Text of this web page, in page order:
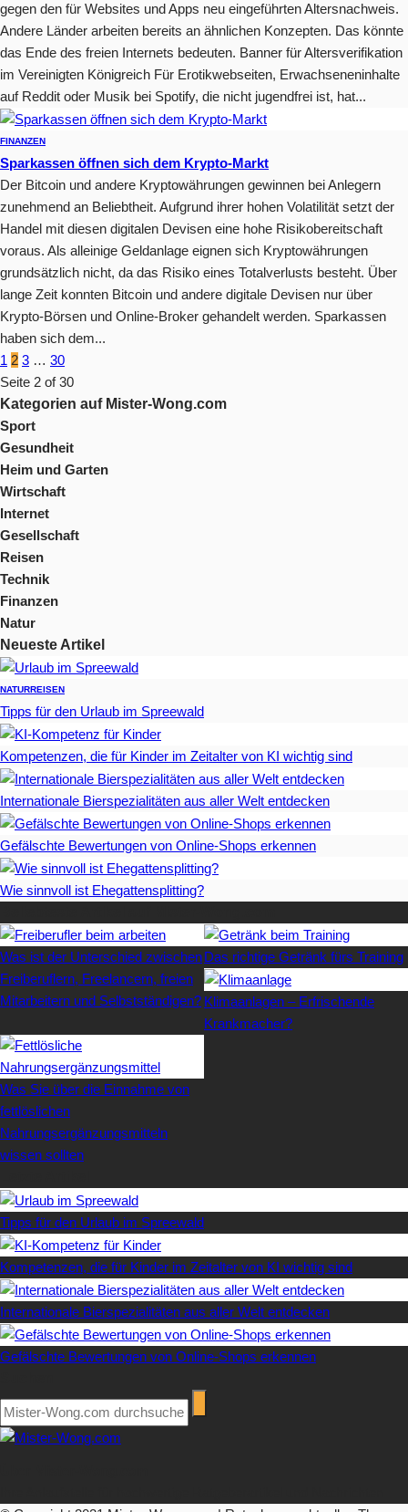
gegen den für Websites und Apps neu eingeführten Altersnachweis.
Andere Länder arbeiten bereits an ähnlichen Konzepten. Das könnte
das Ende des freien Internets bedeuten. Banner für Altersverifikation
im Vereinigten Königreich Für Erotikwebseiten, Erwachseneninhalte
auf Reddit oder Musik bei Spotify, die nicht jugendfrei ist, hat...
FINANZEN
Sparkassen öffnen sich dem Krypto-Markt
Der Bitcoin und andere Kryptowährungen gewinnen bei Anlegern
zunehmend an Beliebtheit. Aufgrund ihrer hohen Volatilität setzt der
Handel mit diesen digitalen Devisen eine hohe Risikobereitschaft
voraus. Als alleinige Geldanlage eignen sich Kryptowährungen
grundsätzlich nicht, da das Risiko eines Totalverlusts besteht. Über
lange Zeit konnten Bitcoin und andere digitale Devisen nur über
Krypto-Börsen und Online-Broker gehandelt werden. Sparkassen
haben sich dem...
1 2 3 … 30
Seite 2 of 30
Kategorien auf Mister-Wong.com
Sport
Gesundheit
Heim und Garten
Wirtschaft
Internet
Gesellschaft
Reisen
Technik
Finanzen
Natur
Neueste Artikel
NATURREISEN
Tipps für den Urlaub im Spreewald
Kompetenzen, die für Kinder im Zeitalter von KI wichtig sind
Internationale Bierspezialitäten aus aller Welt entdecken
Gefälschte Bewertungen von Online-Shops erkennen
Wie sinnvoll ist Ehegattensplitting?
Was ist der Unterschied zwischen
Freiberuflern, Freelancern, freien
Mitarbeitern und Selbstständigen?
Das richtige Getränk fürs Training
Klimaanlagen – Erfrischende
Krankmacher?
Was Sie über die Einnahme von
fettlöslichen
Nahrungsergänzungsmitteln
wissen sollten
Tipps für den Urlaub im Spreewald
Kompetenzen, die für Kinder im Zeitalter von KI wichtig sind
Internationale Bierspezialitäten aus aller Welt entdecken
Gefälschte Bewertungen von Online-Shops erkennen